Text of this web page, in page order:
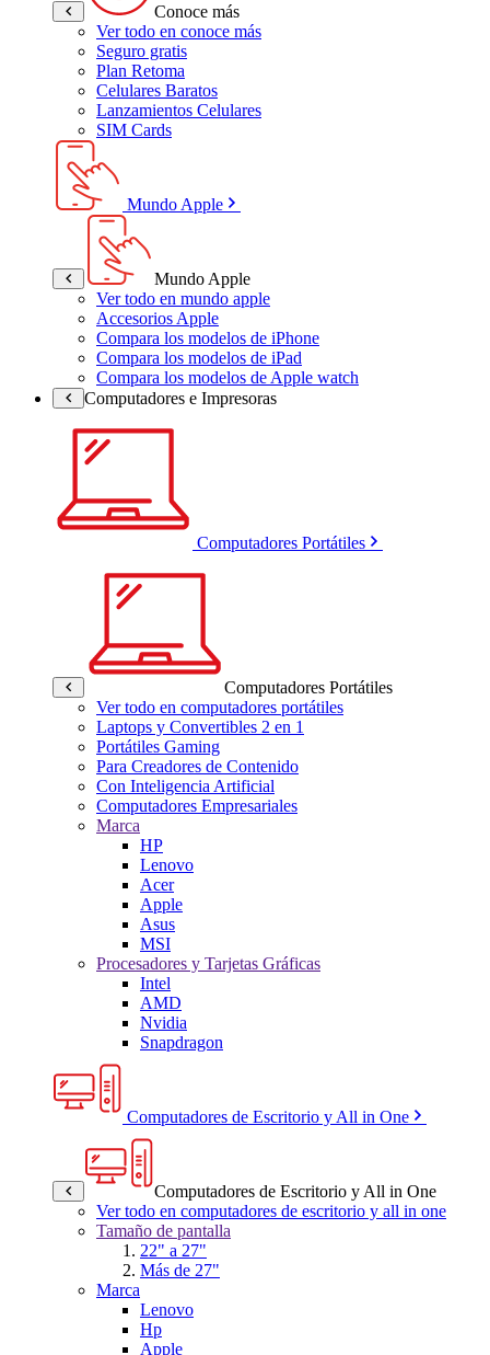
Conoce más
Ver todo en conoce más
Seguro gratis
Plan Retoma
Celulares Baratos
Lanzamientos Celulares
SIM Cards
Mundo Apple
Mundo Apple
Ver todo en mundo apple
Accesorios Apple
Compara los modelos de iPhone
Compara los modelos de iPad
Compara los modelos de Apple watch
Computadores e Impresoras
Computadores Portátiles
Computadores Portátiles
Ver todo en computadores portátiles
Laptops y Convertibles 2 en 1
Portátiles Gaming
Para Creadores de Contenido
Con Inteligencia Artificial
Computadores Empresariales
Marca
HP
Lenovo
Acer
Apple
Asus
MSI
Procesadores y Tarjetas Gráficas
Intel
AMD
Nvidia
Snapdragon
Computadores de Escritorio y All in One
Computadores de Escritorio y All in One
Ver todo en computadores de escritorio y all in one
Tamaño de pantalla
22" a 27"
Más de 27"
Marca
Lenovo
Hp
Apple